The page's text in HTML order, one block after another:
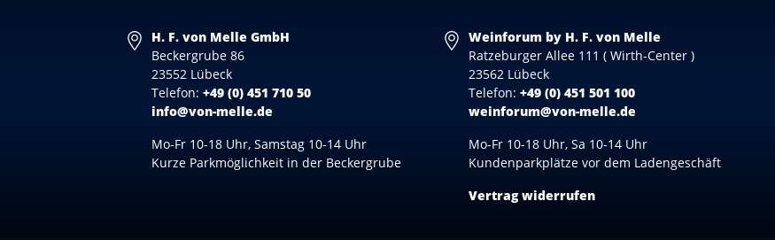
H. F. von Melle GmbH
Beckergrube 86
23552 Lübeck
Telefon:+49 (0) 451 710 50
info@von-melle.de
Mo-Fr 10-18 Uhr, Samstag 10-14 Uhr
Kurze Parkmöglichkeit in der Beckergrube
Weinforum by H. F. von Melle
Ratzeburger Allee 111 ( Wirth-Center )
23562 Lübeck
Telefon: +49 (0) 451 501 100
weinforum@von-melle.de
Mo-Fr 10-18 Uhr, Sa 10-14 Uhr
Kundenparkplätze vor dem Ladengeschäft
Vertrag widerrufen